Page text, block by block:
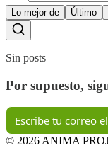
Lo mejor de Último
Sin posts
Por supuesto,
© 2026 ANIMA